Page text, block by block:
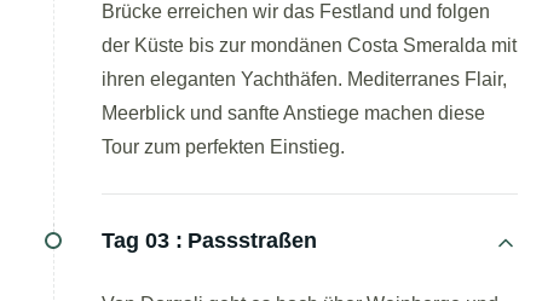
Brücke erreichen wir das Festland und folgen
der Küste bis zur mondänen Costa Smeralda mit
ihren eleganten Yachthäfen. Mediterranes Flair,
Meerblick und sanfte Anstiege machen diese
Tour zum perfekten Einstieg.
Tag 03 : Passstraßen